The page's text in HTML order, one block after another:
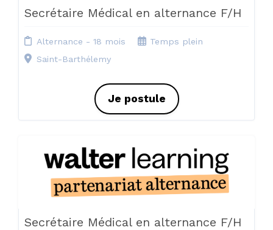
Secrétaire Médical en alternance F/H
Alternance - 18 mois
Temps plein
Saint-Barthélemy
Je postule
Secrétaire Médical en alternance F/H